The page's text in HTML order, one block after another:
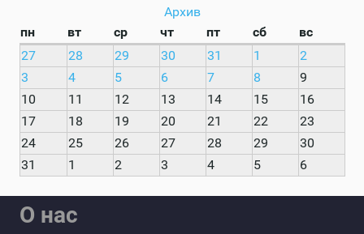
Архив
пн
вт ср чт пт сб
вс
27
28 29 30 31 1
2
3
4 5 6 7 8
9
10
11 12 13 14 15
16
17
18 19 20 21 22
23
24
25 26 27 28 29
30
31
1 2 3 4 5 6
О нас